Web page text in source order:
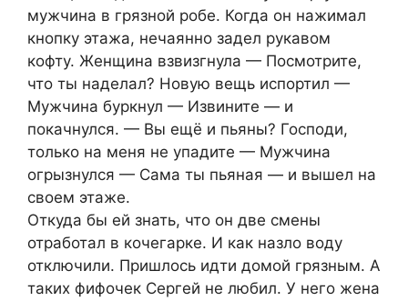
мужчина в грязной робе. Когда он нажимал
кнопку этажа, нечаянно задел рукавом
кофту. Женщина взвизгнула — Посмотрите,
что ты наделал? Новую вещь испортил —
Мужчина буркнул — Извините — и
покачнулся. — Вы ещё и пьяны? Господи,
только на меня не упадите — Мужчина
огрызнулся — Сама ты пьяная — и вышел на
своем этаже.
Откуда бы ей знать, что он две смены
отработал в кочегарке. И как назло воду
отключили. Пришлось идти домой грязным. А
таких фифочек Сергей не любил. У него жена